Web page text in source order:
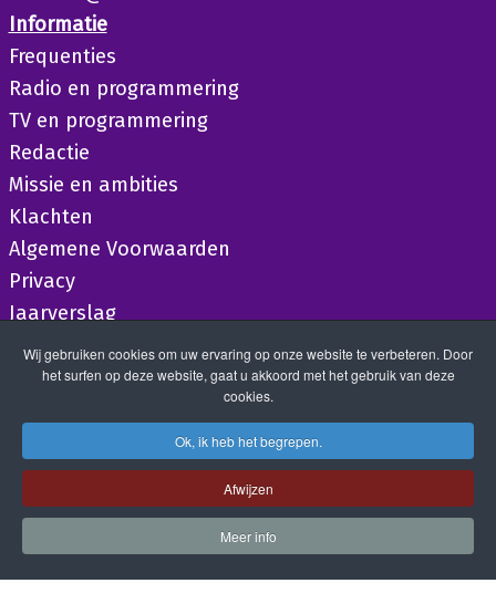
Informatie
Frequenties
Radio en programmering
TV en programmering
Redactie
Missie en ambities
Klachten
Algemene Voorwaarden
Privacy
Jaarverslag
Wij gebruiken cookies om uw ervaring op onze website te verbeteren. Door
het surfen op deze website, gaat u akkoord met het gebruik van deze
cookies.
Ok, ik heb het begrepen.
Afwijzen
Meer info